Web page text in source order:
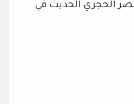
الحجري الحديث في